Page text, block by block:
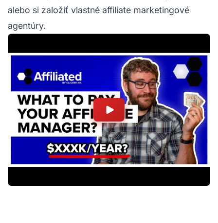
alebo si založiť vlastné affiliate marketingové
agentúry.